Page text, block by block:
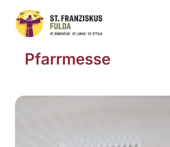
Pfarrmesse